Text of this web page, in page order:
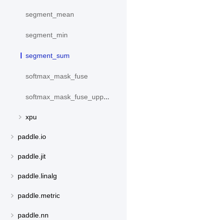
segment_mean
segment_min
segment_sum
softmax_mask_fuse
softmax_mask_fuse_upper_triangle
xpu
paddle.io
paddle.jit
paddle.linalg
paddle.metric
paddle.nn